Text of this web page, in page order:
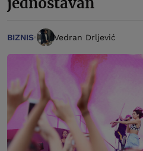
BIZNIS Vedran Drljević